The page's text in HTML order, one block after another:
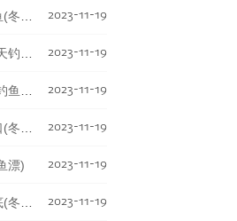
2023-11-19
鱼好)
2023-11-19
招)
2023-11-19
办)
2023-11-19
口呢)
2023-11-19
漂)
2023-11-19
上钩)